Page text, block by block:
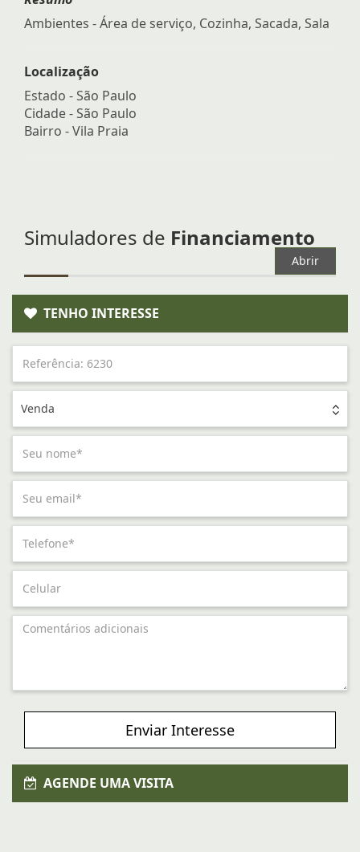
Ambientes - Área de serviço, Cozinha, Sacada, Sala
Localização
Estado -São Paulo
Cidade -São Paulo
Bairro -Vila Praia
Simuladores de Financiamento
Abrir
TENHO INTERESSE
Venda
Enviar Interesse
AGENDE UMA VISITA